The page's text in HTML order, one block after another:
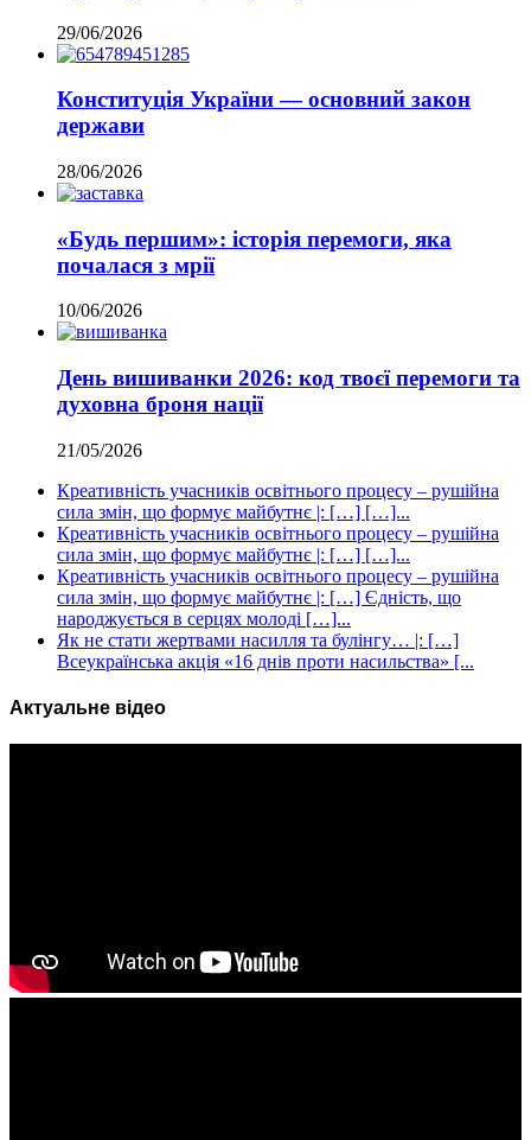
29/06/2026
Конституція України — основний закон
держави
28/06/2026
«Будь першим»: історія перемоги, яка
почалася з мрії
10/06/2026
День вишиванки 2026: код твоєї перемоги та
духовна броня нації
21/05/2026
Креативність учасників освітнього процесу – рушійна
сила змін, що формує майбутнє |: […] […]...
Креативність учасників освітнього процесу – рушійна
сила змін, що формує майбутнє |: […] […]...
Креативність учасників освітнього процесу – рушійна
сила змін, що формує майбутнє |: […] Єдність, що
народжується в серцях молоді […]...
Як не стати жертвами насилля та булінгу… |: […]
Всеукраїнська акція «16 днів проти насильства» [...
Актуальне відео